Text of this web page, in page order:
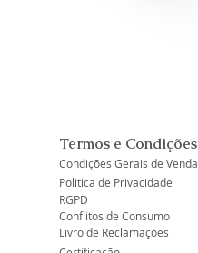
Termos e Condições
Condições Gerais de Venda
Politica de Privacidade
RGPD
Conflitos de Consumo
Livro de Reclamações